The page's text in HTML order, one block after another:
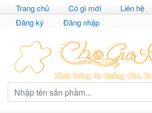
Trang chủ Có gì mới
Liên hệ
Đăng ký
Đăng nhập